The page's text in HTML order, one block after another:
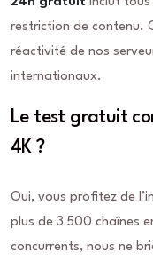
restriction de contenu.
réactivité de nos
internationaux.
Le test gratuit
4K ?
Oui, vous profitez de
plus de 3 500 chaînes
concurrents, nous ne